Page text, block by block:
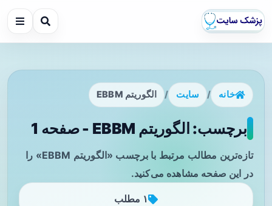
خانه / سایت / الگوریتم EBBM
برچسب: الگوریتم EBBM - صفحه 1
تازه‌ترین مطالب مرتبط با برچسب «الگوریتم EBBM» را
در این صفحه مشاهده می‌کنید.
۱ مطلب